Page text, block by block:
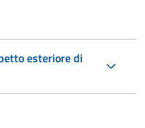
esteriore di